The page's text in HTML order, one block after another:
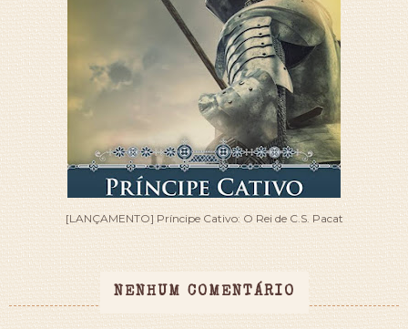
[LANÇAMENTO] Príncipe Cativo: O Rei de C.S. Pacat
NENHUM COMENTÁRIO